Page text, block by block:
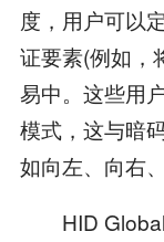
度，用户可以
证要素(例如，
易中。这些用
模式，这与暗
如向左、向右
HID Global